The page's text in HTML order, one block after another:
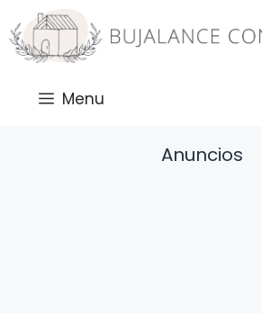
Saltar
al
contenido
Menu
Anuncios